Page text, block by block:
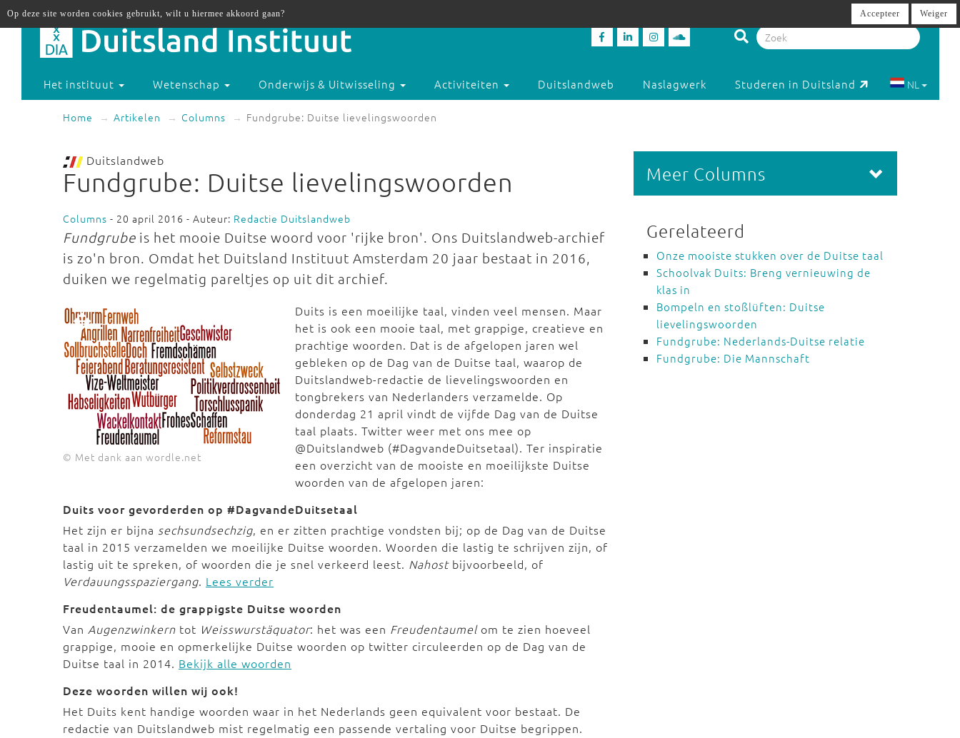
Het instituut Wetenschap Onderwijs & Uitwisseling Activiteiten Duitslandweb Naslagwerk Studeren in Duitsland NL
Home Artikelen Columns Fundgrube: Duitse lievelingswoorden
Duitslandweb
Fundgrube: Duitse lievelingswoorden
Columns - 20 april 2016 - Auteur: Redactie Duitslandweb
Fundgrube is het mooie Duitse woord voor 'rijke bron'. Ons Duitslandweb-archief
is zo'n bron. Omdat het Duitsland Instituut Amsterdam 20 jaar bestaat in 2016,
duiken we regelmatig pareltjes op uit dit archief.
© Met dank aan wordle.net
Duits is een moeilijke taal, vinden veel mensen. Maar
het is ook een mooie taal, met grappige, creatieve en
prachtige woorden. Dat is de afgelopen jaren wel
gebleken op de Dag van de Duitse taal, waarop de
Duitslandweb-redactie de lievelingswoorden en
tongbrekers van Nederlanders verzamelde. Op
donderdag 21 april vindt de vijfde Dag van de Duitse
taal plaats. Twitter weer met ons mee op
@Duitslandweb (#DagvandeDuitsetaal). Ter inspiratie
een overzicht van de mooiste en moeilijkste Duitse
woorden van de afgelopen jaren:
Duits voor gevorderden op #DagvandeDuitsetaal
Het zijn er bijna sechsundsechzig, en er zitten prachtige vondsten bij; op de Dag van de Duitse
taal in 2015 verzamelden we moeilijke Duitse woorden. Woorden die lastig te schrijven zijn, of
lastig uit te spreken, of woorden die je snel verkeerd leest. Nahostbijvoorbeeld, of
Verdauungsspaziergang. Lees verder
Freudentaumel: de grappigste Duitse woorden
Van Augenzwinkern tot Weisswurstäquator: het was een Freudentaumelom te zien hoeveel
grappige, mooie en opmerkelijke Duitse woorden op twitter circuleerden op de Dag van de
Duitse taal in 2014. Bekijk alle woorden
Deze woorden willen wij ook!
Het Duits kent handige woorden waar in het Nederlands geen equivalent voor bestaat. De
redactie van Duitslandweb mist regelmatig een passende vertaling voor Duitse begrippen.
Meer Columns
Gerelateerd
Onze mooiste stukken over de Duitse taal
Schoolvak Duits: Breng vernieuwing de
klas in
Bompeln en stoßlüften: Duitse
lievelingswoorden
Fundgrube: Nederlands-Duitse relatie
Fundgrube: Die Mannschaft
Op deze site worden cookies gebruikt, wilt u hiermee akkoord gaan? Accepteer Weiger